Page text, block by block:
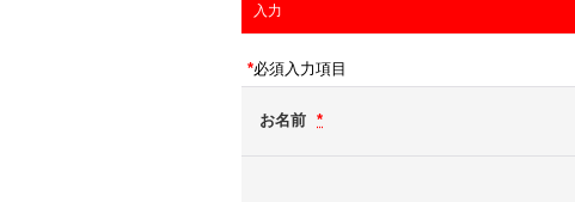
入力
*必須入力項目
お名前 *